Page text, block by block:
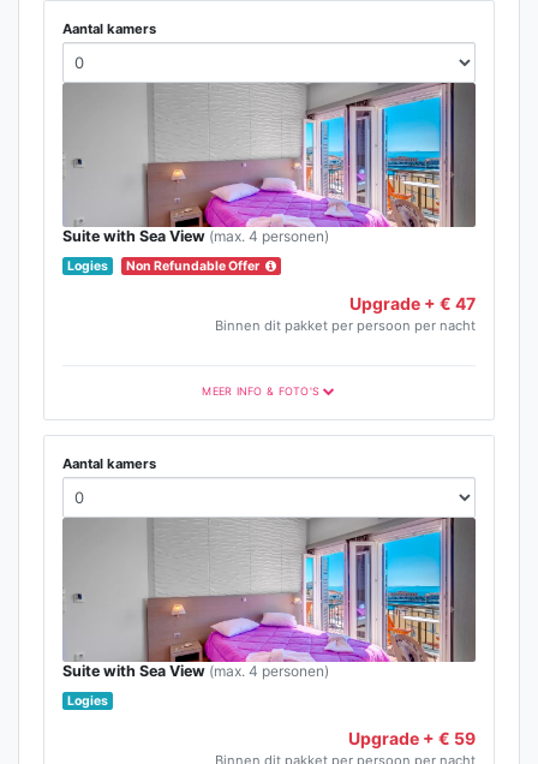
Aantal kamers
Suite with Sea View (max. 4 personen)
Logies Non Refundable Offer
Upgrade + € 47
Binnen dit pakket per persoon per nacht
MEER INFO & FOTO'S
Aantal kamers
Suite with Sea View (max. 4 personen)
Logies
Upgrade + € 59